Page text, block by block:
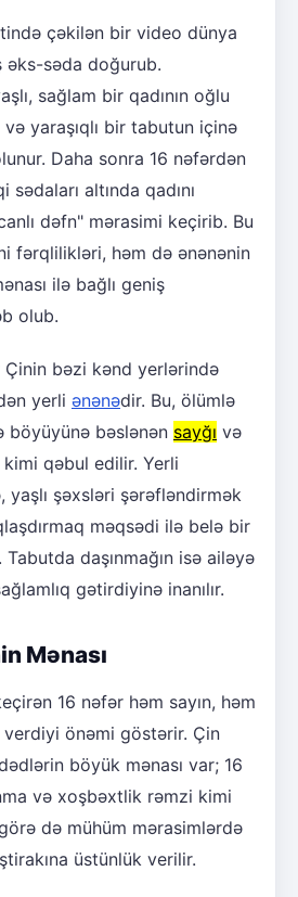
çəkilən bir video dünya
əks-səda doğurub.
sağlam bir qadının oğlu
yaraşıqlı bir tabutun içinə
Daha sonra 16 nəfərdən
altında qadını
dəfn" mərasimi keçirib. Bu
fərqlilikləri, həm də ənənənin
ilə bağlı geniş
olub.
Çinin bəzi kənd yerlərində
yerli ənənədir. Bu, ölümlə
böyüyünə bəslənən sayğı və
qəbul edilir. Yerli
yaşlı şəxsləri şərəfləndirmək
məqsədi ilə belə bir
daşınmağın isə ailəyə
gətirdiyinə inanılır.
Mənası
16 nəfər həm sayın, həm
verdiyi önəmi göstərir. Çin
böyük mənası var; 16
və xoşbəxtlik rəmzi kimi
də mühüm mərasimlərdə
üstünlük verilir.